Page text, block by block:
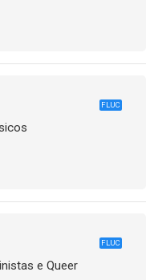
FLUC
FLUC
e Queer